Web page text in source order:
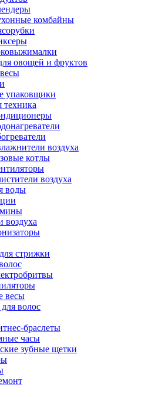
комбайны
овощей и фруктов
упаковщики
техника
воздуха
котлы
воздуха
воды
воздуха
стрижки
весы
волос
браслеты
часы
зубные щетки